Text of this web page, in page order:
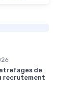
de
recrutement